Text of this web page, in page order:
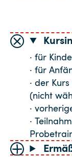
· für
· für
· der
(nicht
·
·